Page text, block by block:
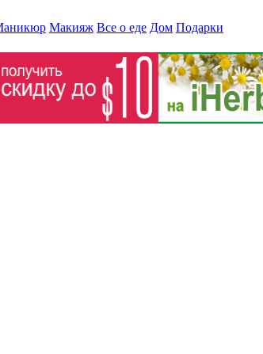
Макияж Все о еде Дом Подарки
трендов сезона